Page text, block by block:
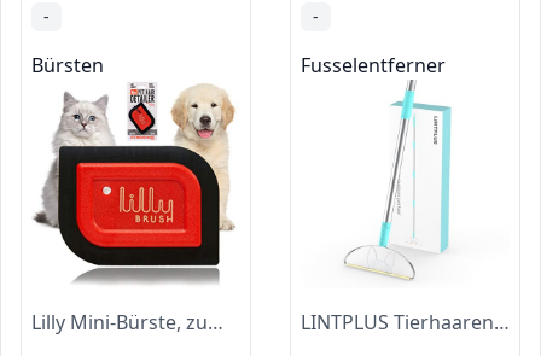
-
Bürsten
Lilly Mini-Bürste, zum Entfernen von Haustier-, Hunde-, Katzenhaaren, Haarentferner
-
Fusselentferner
LINTPLUS Tierhaarentferner mit 130 cm langem Griff – Effektive Reinigung großer Flächen im Stehen